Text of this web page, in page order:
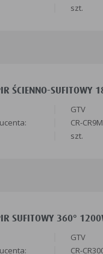
szt.
ŚCIENNO-
GTV
CR-
szt.
SUFITOWY 360°
GTV
CR-